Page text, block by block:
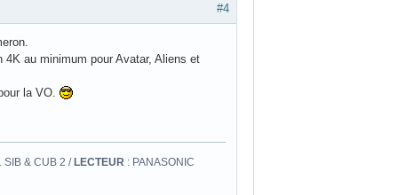
#4
au minimum pour Avatar, Aliens et
la VO.
SIB & CUB 2 /LECTEUR : PANASONIC